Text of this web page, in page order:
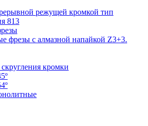
режущей кромкой тип
813
фрезы с алмазной напайкой Z3+3.
кромки